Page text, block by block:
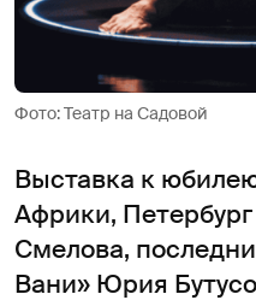
Фото: Театр на Садовой
Выставка к
Африки,
Смелова,
Вани» Юрия